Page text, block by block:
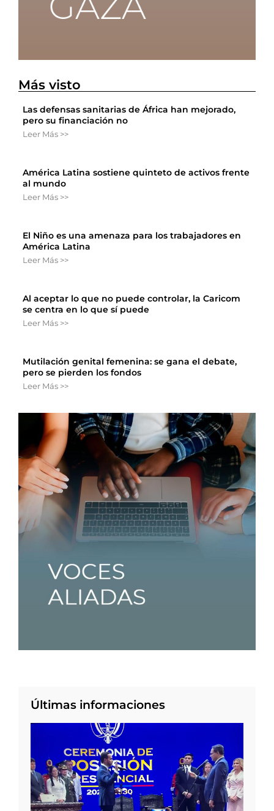
Más visto
Las defensas sanitarias de África han mejorado,
pero su financiación no
Leer Más >>
América Latina sostiene quinteto de activos frente
al mundo
Leer Más >>
El Niño es una amenaza para los trabajadores en
América Latina
Leer Más >>
Al aceptar lo que no puede controlar, la Caricom
se centra en lo que sí puede
Leer Más >>
Mutilación genital femenina: se gana el debate,
pero se pierden los fondos
Leer Más >>
Últimas informaciones